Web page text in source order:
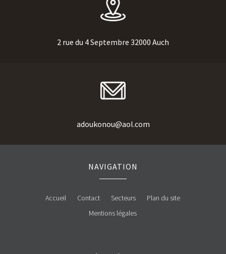
2 rue du 4 Septembre 32000 Auch
adoukonou@aol.com
NAVIGATION
Accueil Contact Secteurs
Plan du site
Mentions légales